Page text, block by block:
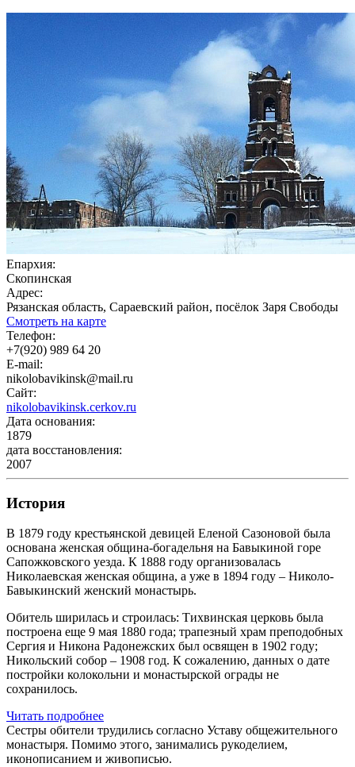
Епархия:
Скопинская
Адрес:
Рязанская область, Сараевский район, посёлок Заря Свободы
Смотреть на карте
Телефон:
+7(920) 989 64 20
E-mail:
nikolobavikinsk@mail.ru
Сайт:
nikolobavikinsk.cerkov.ru
Дата основания:
1879
дата восстановления:
2007
История
В 1879 году крестьянской девицей Еленой Сазоновой была
основана женская община-богадельня на Бавыкиной горе
Сапожковского уезда. К 1888 году организовалась
Николаевская женская община, а уже в 1894 году – Николо-
Бавыкинский женский монастырь.
Обитель ширилась и строилась: Тихвинская церковь была
построена еще 9 мая 1880 года; трапезный храм преподобных
Сергия и Никона Радонежских был освящен в 1902 году;
Никольский собор – 1908 год. К сожалению, данных о дате
постройки колокольни и монастырской ограды не
сохранилось.
Читать подробнее
Сестры обители трудились согласно Уставу общежительного
монастыря. Помимо этого, занимались рукоделием,
иконописанием и живописью.